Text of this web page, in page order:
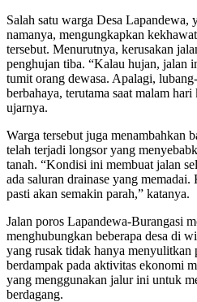
Salah satu warga Desa Lapandewa,
namanya, mengungkapkan
tersebut. Menurutnya, kerusakan
penghujan tiba. “Kalau hujan, jalan
tumit orang dewasa. Apalagi,
berbahaya, terutama saat malam
ujarnya.
Warga tersebut juga menambahkan
telah terjadi longsor yang
tanah. “Kondisi ini membuat jalan
ada saluran drainase yang
pasti akan semakin parah,” katanya.
Jalan poros Lapandewa-Burangasi
menghubungkan beberapa desa di
yang rusak tidak hanya menyulitkan
berdampak pada aktivitas ekonomi
yang menggunakan jalur ini untuk
berdagang.